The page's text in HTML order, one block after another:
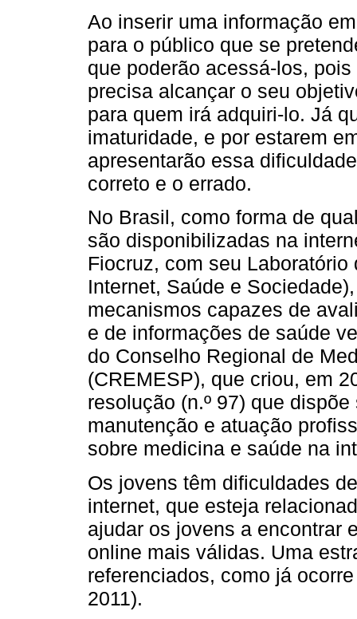
Ao inserir uma informação
para o público que se
que poderão acessá-los,
precisa alcançar o seu
para quem irá adquiri-lo. Já
imaturidade, e por estarem
apresentarão essa
correto e o errado.
No Brasil, como forma de
são disponibilizadas na
Fiocruz, com seu
Internet, Saúde e
mecanismos capazes de
e de informações de saúde
do Conselho Regional de
(CREMESP), que criou, em
resolução (n.º 97) que
manutenção e atuação
sobre medicina e saúde na
Os jovens têm dificuldades
internet, que esteja
ajudar os jovens a encontrar
online mais válidas. Uma
referenciados, como já
2011).